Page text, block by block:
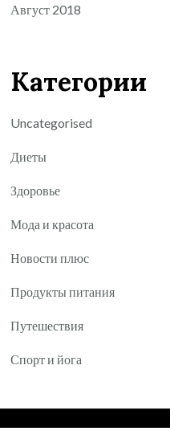
Август 2018
Категории
Uncategorised
Диеты
Здоровье
Мода и красота
Новости плюс
Продукты питания
Путешествия
Спорт и йога